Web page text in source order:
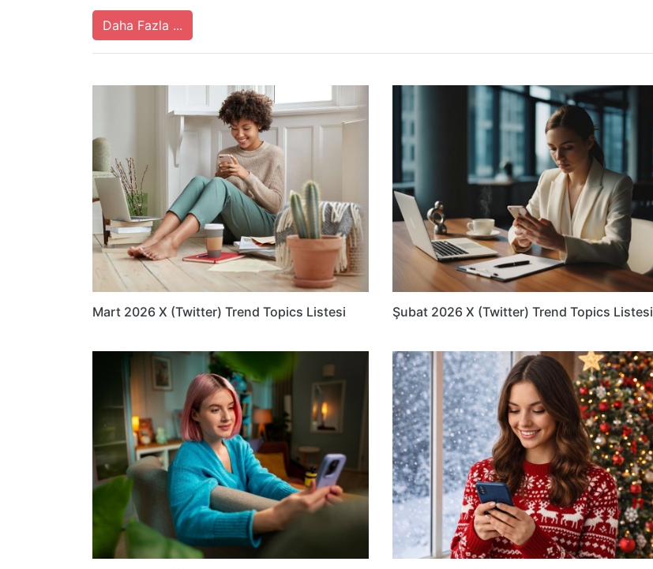
Daha Fazla ...
Mart 2026 X (Twitter) Trend Topics Listesi Şubat 2026 X (Twitter) Trend Topics Listesi